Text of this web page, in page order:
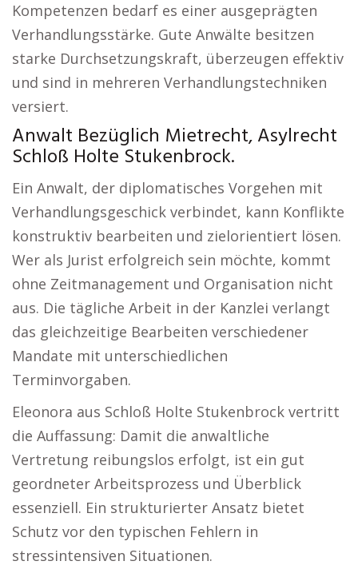
Kompetenzen bedarf es einer ausgeprägten
Verhandlungsstärke. Gute Anwälte besitzen
starke Durchsetzungskraft, überzeugen effektiv
und sind in mehreren Verhandlungstechniken
versiert.
Anwalt Bezüglich Mietrecht, Asylrecht
Schloß Holte Stukenbrock.
Ein Anwalt, der diplomatisches Vorgehen mit
Verhandlungsgeschick verbindet, kann Konflikte
konstruktiv bearbeiten und zielorientiert lösen.
Wer als Jurist erfolgreich sein möchte, kommt
ohne Zeitmanagement und Organisation nicht
aus. Die tägliche Arbeit in der Kanzlei verlangt
das gleichzeitige Bearbeiten verschiedener
Mandate mit unterschiedlichen
Terminvorgaben.
Eleonora aus Schloß Holte Stukenbrock vertritt
die Auffassung: Damit die anwaltliche
Vertretung reibungslos erfolgt, ist ein gut
geordneter Arbeitsprozess und Überblick
essenziell. Ein strukturierter Ansatz bietet
Schutz vor den typischen Fehlern in
stressintensiven Situationen.